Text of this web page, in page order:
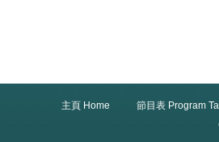
主頁 Home 節目表 Program